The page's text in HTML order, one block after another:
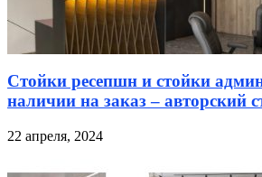
Стойки ресепшн и стойки
наличии на заказ – авторский
22 апреля, 2024